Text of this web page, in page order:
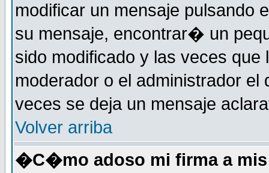
modificar un mensaje pulsando
su mensaje, encontrar� un
sido modificado y las veces
moderador o el administrador
veces se deja un mensaje
Volver arriba
�C�mo adoso mi firma a mis